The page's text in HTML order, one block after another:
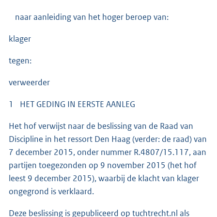
naar aanleiding van het hoger beroep van:
klager
tegen:
verweerder
1 HET GEDING IN EERSTE AANLEG
Het hof verwijst naar de beslissing van de Raad van
Discipline in het ressort Den Haag (verder: de raad) van
7 december 2015, onder nummer R.4807/15.117, aan
partijen toegezonden op 9 november 2015 (het hof
leest 9 december 2015), waarbij de klacht van klager
ongegrond is verklaard.
Deze beslissing is gepubliceerd op tuchtrecht.nl als